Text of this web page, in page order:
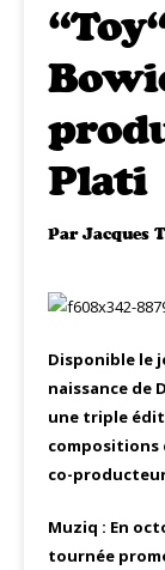
Plati
ParJacques
Disponible le
naissance de
une triple
compositions
co-
Muziq : En
tournée